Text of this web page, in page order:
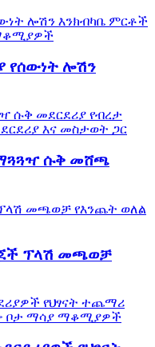
የሰውነት ሎሽን
ማጓጓዣ ሱቅ መሸጫ
ፕላሽ መጫወቻ